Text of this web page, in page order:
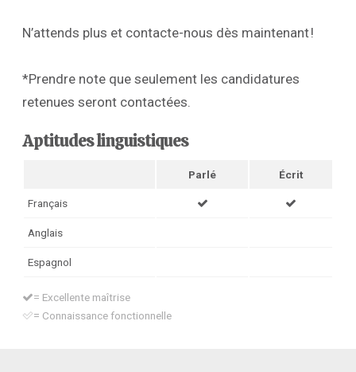
N’attends plus et contacte-nous dès maintenant !
*Prendre note que seulement les candidatures
retenues seront contactées.
Aptitudes linguistiques
Parlé Écrit
Français
Anglais
Espagnol
= Excellente maîtrise
= Connaissance fonctionnelle